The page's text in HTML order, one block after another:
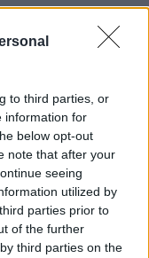
to third parties, or
information for
below opt-out
note that after your
seeing
utilized by
parties prior to
of the further
third parties on the